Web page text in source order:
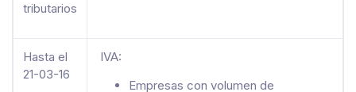
tributarios
Hasta el
21-03-16
IVA:
Empresas con volumen de